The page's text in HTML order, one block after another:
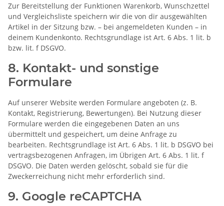
Zur Bereitstellung der Funktionen Warenkorb, Wunschzettel
und Vergleichsliste speichern wir die von dir ausgewählten
Artikel in der Sitzung bzw. – bei angemeldeten Kunden – in
deinem Kundenkonto. Rechtsgrundlage ist Art. 6 Abs. 1 lit. b
bzw. lit. f DSGVO.
8. Kontakt- und sonstige
Formulare
Auf unserer Website werden Formulare angeboten (z. B.
Kontakt, Registrierung, Bewertungen). Bei Nutzung dieser
Formulare werden die eingegebenen Daten an uns
übermittelt und gespeichert, um deine Anfrage zu
bearbeiten. Rechtsgrundlage ist Art. 6 Abs. 1 lit. b DSGVO bei
vertragsbezogenen Anfragen, im Übrigen Art. 6 Abs. 1 lit. f
DSGVO. Die Daten werden gelöscht, sobald sie für die
Zweckerreichung nicht mehr erforderlich sind.
9. Google reCAPTCHA